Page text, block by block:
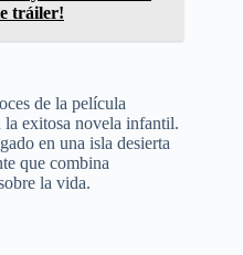
tráiler!
de la película
la exitosa novela infantil.
en una isla desierta
que combina
la vida.